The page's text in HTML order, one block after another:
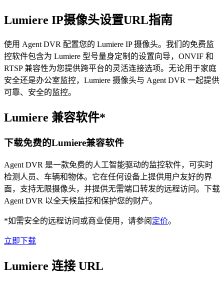
Lumiere IP摄像头设置URL指南
使用 Agent DVR 配置您的 Lumiere IP 摄像头。我们的免费监
控软件包含为 Lumiere 型号量身定制的设置向导，ONVIF 和
RTSP 兼容性为您提供跨平台的灵活连接选项。无论用于家庭
安全还是办公室监控，Lumiere 摄像头与 Agent DVR 一起提供
可靠、安全的监控。
Lumiere 兼容软件*
下载免费的Lumiere兼容软件
Agent DVR 是一款免费的人工智能驱动的监控软件，可实时
检测人员、车辆和物体。它在任何设备上提供用户友好的界
面，支持无限摄像头，并提供无需端口转发的远程访问。下载
Agent DVR 以全天候监控和保护您的财产。
*如需安全的远程访问或商业使用，请参阅 定价。
立即下载
Lumiere 连接 URL